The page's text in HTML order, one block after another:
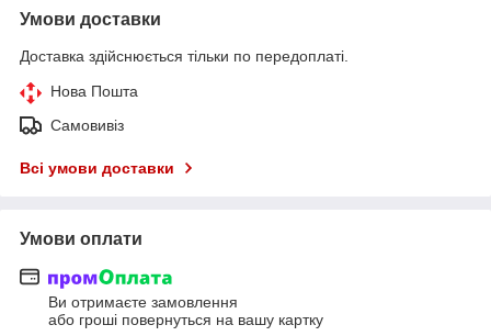
Умови доставки
Доставка здійснюється тільки по передоплаті.
Нова Пошта
Самовивіз
Всі умови доставки
Умови оплати
Ви отримаєте замовлення
або гроші повернуться на вашу картку